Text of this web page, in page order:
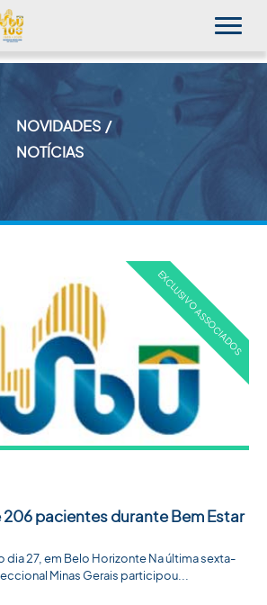
NOVIDADES
NOTÍCIAS
pacientes durante Bem Estar
dia 27, em Belo Horizonte Na última sexta-
Minas Gerais participou...